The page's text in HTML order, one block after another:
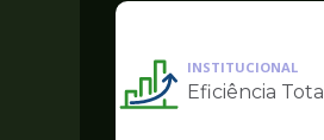
Ilustração
INSTITUCIONAL
Eficiência Total